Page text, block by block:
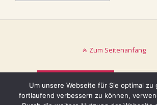
Zum Seitenanfang
Mobil
© keinblatt.de
Um unsere Webseite für Sie optimal zu
fortlaufend verbessern zu können,